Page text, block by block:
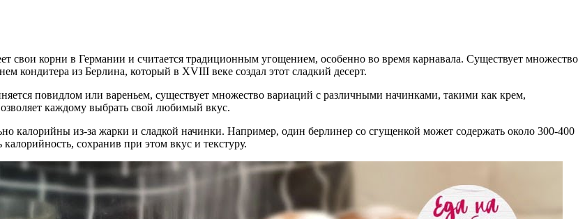
свои корни в Германии и считается традиционным угощением, особенно во время карнавала. Существует множество
кондитера из Берлина, который в XVIII веке создал этот сладкий десерт.
повидлом или вареньем, существует множество вариаций с различными начинками, такими как крем,
каждому выбрать свой любимый вкус.
калорийны из-за жарки и сладкой начинки. Например, один берлинер со сгущенкой может содержать около 300-400
сохранив при этом вкус и текстуру.